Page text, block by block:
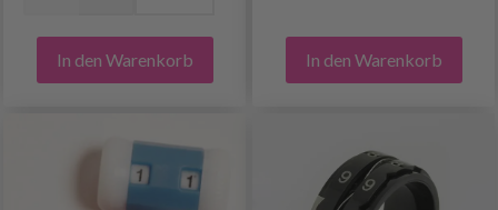
In den Warenkorb In den Warenkorb